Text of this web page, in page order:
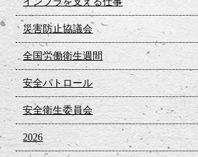
災害防止協議会
全国労働衛生週間
安全パトロール
安全衛生委員会
2026